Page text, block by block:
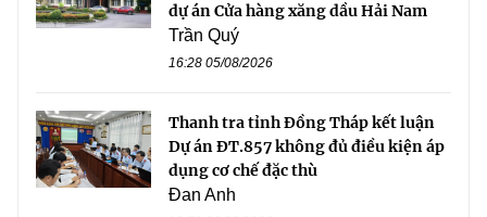
dự án Cửa hàng xăng dầu Hải Nam
Trần Quý
16:28 05/08/2026
Thanh tra tỉnh Đồng Tháp kết luận
Dự án ĐT.857 không đủ điều kiện áp
dụng cơ chế đặc thù
Đan Anh